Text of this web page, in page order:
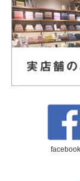
facebook